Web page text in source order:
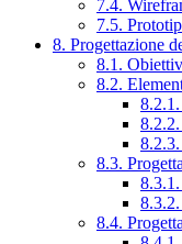
7.4.
7.5.
8. Progettazione
8.1.
8.2.
8.3.
8.4.